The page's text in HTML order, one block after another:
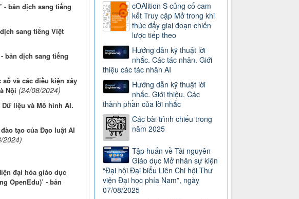
- bản dịch sang tiếng
sang tiếng Việt
bản dịch sang tiếng
và các điều kiện xây
Nội (24/08/2024)
Dữ liệu và Mô hình AI.
tạo của Đạo luật AI
2024)
đại hóa giáo dục
OpenEdu)’ - bản
cOAlition S củng cố cam
kết Truy cập Mở trong khi
thúc đẩy giai đoạn chiến
lược tiếp theo
Hướng dẫn kỹ thuật lời
nhắc. Các tác nhân. Giới
thiệu các tác nhân AI
Hướng dẫn kỹ thuật lời
nhắc. Giới thiệu. Các
thành phần của lời nhắc
Các bài trình chiếu trong
năm 2025
Tập huấn về Tài nguyên
Giáo dục Mở nhân sự kiện
“Đại hội Đại biểu Liên Chi hội Thư
viện Đại học phía Nam”, ngày
07/08/2025